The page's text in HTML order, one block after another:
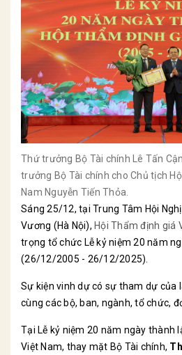
Thứ trưởng Bộ Tài chính Lê Tấn
trưởng Bộ Tài chính cho Chủ tịch
Nam Nguyễn Tiến Thỏa.
Sáng 25/12, tại Trung Tâm Hội
Vương (Hà Nội), Hội Thẩm định giá
trọng tổ chức Lễ kỷ niệm 20 năm
(26/12/2005 - 26/12/2025).
Sự kiện vinh dự có sự tham dự của
cùng các bộ, ban, ngành, tổ chức,
Tại Lễ kỷ niệm 20 năm ngày thành
Việt Nam, thay mặt Bộ Tài chính,